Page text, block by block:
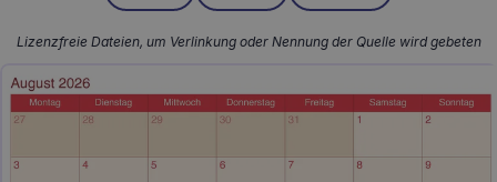
Lizenzfreie Dateien, um Verlinkung oder Nennung der Quelle wird gebeten